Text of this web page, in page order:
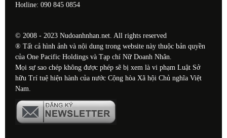
Hotline: 090 845 0854
© 2008 - 2023 Nudoanhnhan.net. All rights reserved
® Tất cả hình ảnh và nội dung trong website này thuộc bản quyền
của One Pacific Holdings và Tạp chí Nữ Doanh Nhân.
Mọi sự sao chép không được phép sẽ bị xem là vi phạm Luật Sở
hữu Trí tuệ hiện hành của nước Cộng hòa Xã hội Chủ nghĩa Việt
Nam.